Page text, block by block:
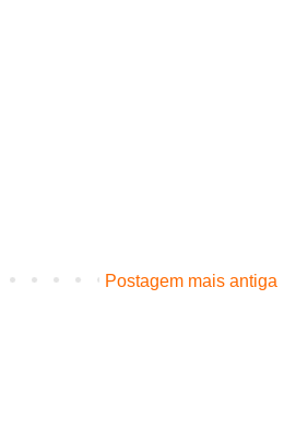
Postagem mais antiga